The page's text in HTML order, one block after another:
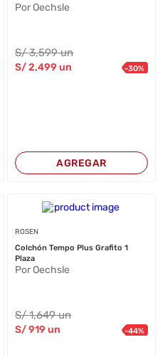
Por Oechsle
S/3,599 un
S/2,499 un -30%
AGREGAR
ROSEN
Colchón Tempo Plus Grafito 1
Plaza
Por Oechsle
S/1,649 un
S/919 un -44%